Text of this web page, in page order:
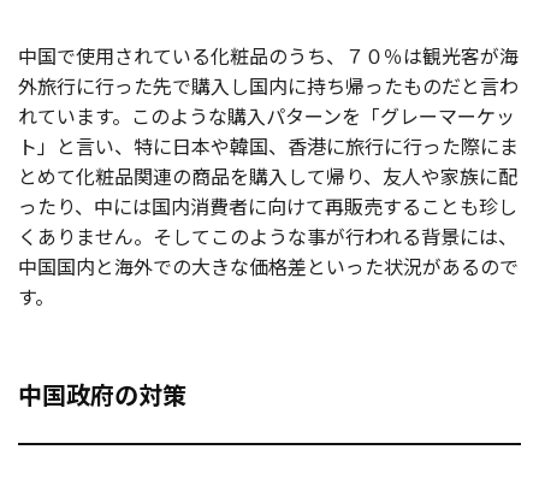
中国で使用されている化粧品のうち、７０％は観光客が海
外旅行に行った先で購入し国内に持ち帰ったものだと言わ
れています。このような購入パターンを「グレーマーケッ
ト」と言い、特に日本や韓国、香港に旅行に行った際にま
とめて化粧品関連の商品を購入して帰り、友人や家族に配
ったり、中には国内消費者に向けて再販売することも珍し
くありません。そしてこのような事が行われる背景には、
中国国内と海外での大きな価格差といった状況があるので
す。
中国政府の対策